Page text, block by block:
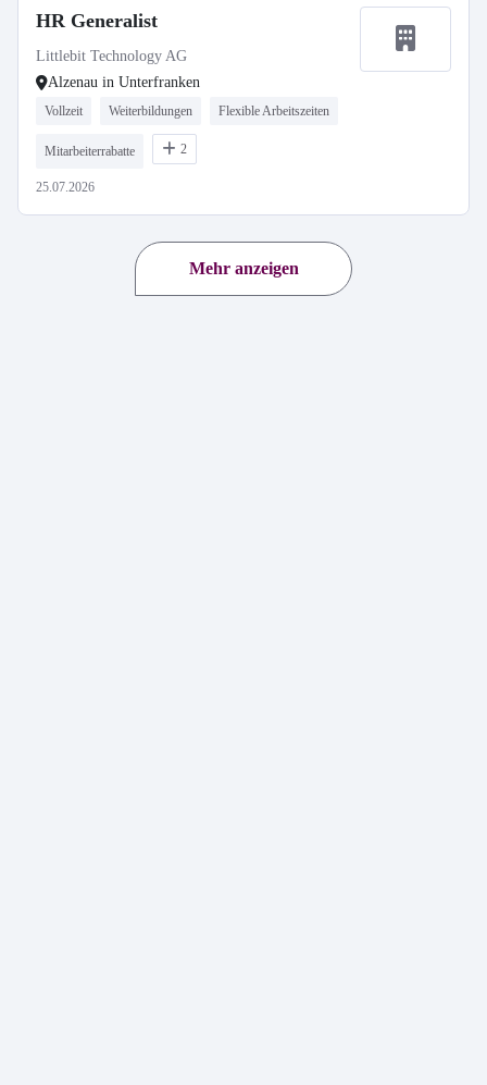
HR Generalist
Littlebit Technology AG
Alzenau in Unterfranken
Vollzeit Weiterbildungen Flexible Arbeitszeiten
Mitarbeiterrabatte 2
25.07.2026
Mehr anzeigen